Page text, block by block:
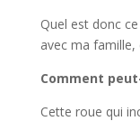
Quel est donc
avec ma famille,
Comment
Cette roue qui